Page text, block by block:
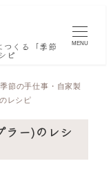
くる「季節
ピ
MENU
季節の手仕事・自家製
レシピ
ラー)のレシ